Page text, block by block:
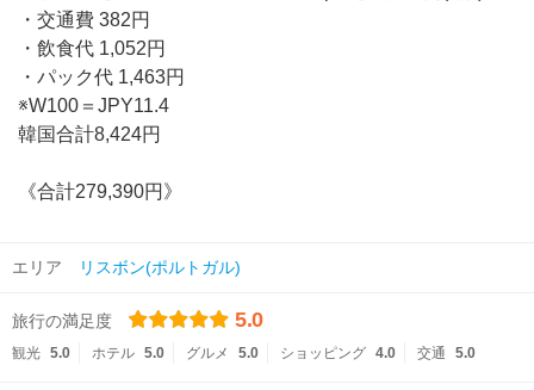
・交通費 382円
・飲食代 1,052円
・パック代 1,463円
※W100＝JPY11.4
韓国合計8,424円
《合計279,390円》
エリア リスボン(ポルトガル)
旅行の満足度 5.0
観光 5.0 ホテル 5.0 グルメ 5.0 ショッピング 4.0 交通 5.0